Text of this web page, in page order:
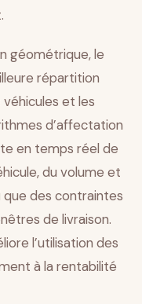
géométrique, le
répartition
et les
d’affectation
en temps réel de
du volume et
que des contraintes
de livraison.
l’utilisation des
à la rentabilité